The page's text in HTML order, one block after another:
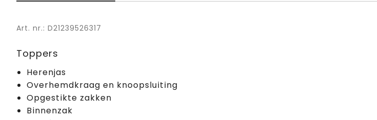
Art. nr.: D21239526317
Toppers
Herenjas
Overhemdkraag en knoopsluiting
Opgestikte zakken
Binnenzak